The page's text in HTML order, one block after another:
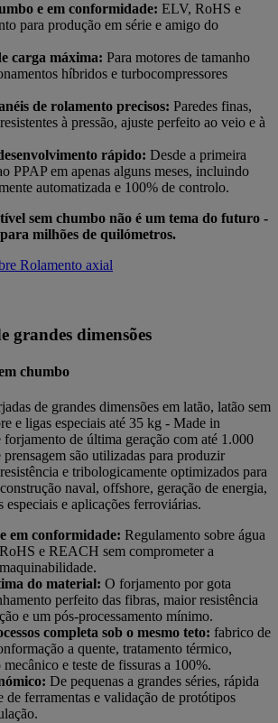
e em conformidade: ELV, RoHS e
para produção em série e amigo do
carga máxima: Para motores de tamanho
híbridos e turbocompressores
de rolamento precisos: Paredes finas,
à pressão, ajuste perfeito ao veio e à
rápido: Desde a primeira
PPAP em apenas alguns meses, incluindo
automatizada e 100% de controlo.
sem chumbo não é um tema do futuro -
milhões de quilómetros.
Rolamento axial
grandes dimensões
chumbo
de grandes dimensões em latão, latão sem
e ligas especiais até 35 kg - Made in
forjamento de última geração com até 1.000
são utilizadas para produzir
e tribologicamente optimizados para
naval, offshore, geração de energia,
especiais e aplicações ferroviárias.
em conformidade: Regulamento sobre água
e REACH sem comprometer a
do material: O forjamento por gota
perfeito das fibras, maior resistência
e um pós-processamento mínimo.
completa sob o mesmo teto: fabrico de
a quente, tratamento térmico,
mecânico e teste de fissuras a 100%.
De pequenas a grandes séries, rápida
de ferramentas e validação de protótipos